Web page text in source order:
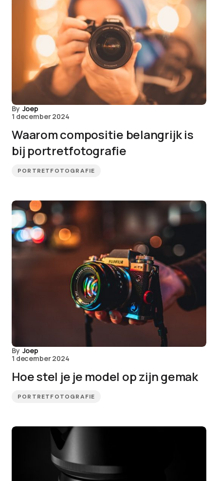
By Joep
1 december 2024
Waarom compositie belangrijk is
bij portretfotografie
PORTRETFOTOGRAFIE
By Joep
1 december 2024
Hoe stel je je model op zijn gemak
PORTRETFOTOGRAFIE